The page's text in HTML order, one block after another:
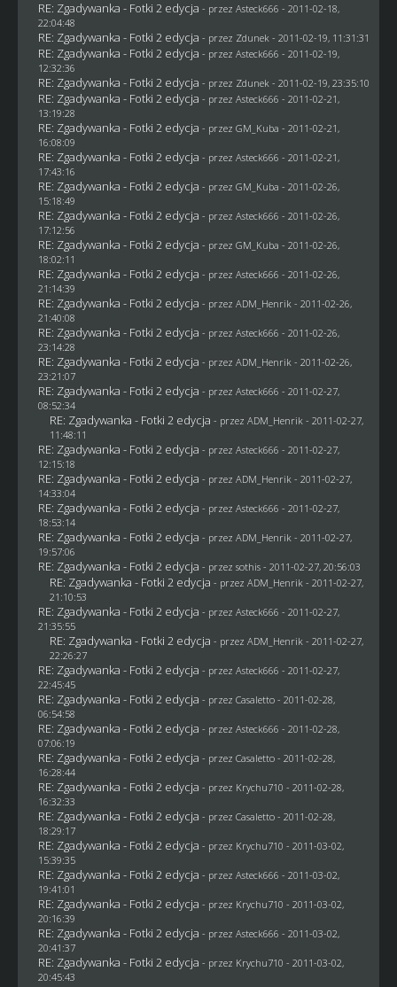
RE: Zgadywanka - Fotki 2 edycja - przez Asteck666 - 2011-02-18,
22:04:48
RE: Zgadywanka - Fotki 2 edycja - przez Zdunek- 2011-02-19, 11:31:31
RE: Zgadywanka - Fotki 2 edycja - przez Asteck666 - 2011-02-19,
12:32:36
RE: Zgadywanka - Fotki 2 edycja - przez Zdunek- 2011-02-19, 23:35:10
RE: Zgadywanka - Fotki 2 edycja - przez Asteck666 - 2011-02-21,
13:19:28
RE: Zgadywanka - Fotki 2 edycja - przez GM_Kuba - 2011-02-21,
16:08:09
RE: Zgadywanka - Fotki 2 edycja - przez Asteck666 - 2011-02-21,
17:43:16
RE: Zgadywanka - Fotki 2 edycja - przez GM_Kuba - 2011-02-26,
15:18:49
RE: Zgadywanka - Fotki 2 edycja - przez Asteck666 - 2011-02-26,
17:12:56
RE: Zgadywanka - Fotki 2 edycja - przez GM_Kuba - 2011-02-26,
18:02:11
RE: Zgadywanka - Fotki 2 edycja - przez Asteck666 - 2011-02-26,
21:14:39
RE: Zgadywanka - Fotki 2 edycja - przez ADM_Henrik- 2011-02-26,
21:40:08
RE: Zgadywanka - Fotki 2 edycja - przez Asteck666 - 2011-02-26,
23:14:28
RE: Zgadywanka - Fotki 2 edycja - przez ADM_Henrik- 2011-02-26,
23:21:07
RE: Zgadywanka - Fotki 2 edycja - przez Asteck666 - 2011-02-27,
08:52:34
RE: Zgadywanka - Fotki 2 edycja - przez ADM_Henrik- 2011-02-27,
11:48:11
RE: Zgadywanka - Fotki 2 edycja - przez Asteck666 - 2011-02-27,
12:15:18
RE: Zgadywanka - Fotki 2 edycja - przez ADM_Henrik- 2011-02-27,
14:33:04
RE: Zgadywanka - Fotki 2 edycja - przez Asteck666 - 2011-02-27,
18:53:14
RE: Zgadywanka - Fotki 2 edycja - przez ADM_Henrik- 2011-02-27,
19:57:06
RE: Zgadywanka - Fotki 2 edycja - przez sothis- 2011-02-27, 20:56:03
RE: Zgadywanka - Fotki 2 edycja - przez ADM_Henrik- 2011-02-27,
21:10:53
RE: Zgadywanka - Fotki 2 edycja - przez Asteck666 - 2011-02-27,
21:35:55
RE: Zgadywanka - Fotki 2 edycja - przez ADM_Henrik- 2011-02-27,
22:26:27
RE: Zgadywanka - Fotki 2 edycja - przez Asteck666 - 2011-02-27,
22:45:45
RE: Zgadywanka - Fotki 2 edycja - przez Casaletto- 2011-02-28,
06:54:58
RE: Zgadywanka - Fotki 2 edycja - przez Asteck666 - 2011-02-28,
07:06:19
RE: Zgadywanka - Fotki 2 edycja - przez Casaletto- 2011-02-28,
16:28:44
RE: Zgadywanka - Fotki 2 edycja - przez Krychu710 - 2011-02-28,
16:32:33
RE: Zgadywanka - Fotki 2 edycja - przez Casaletto- 2011-02-28,
18:29:17
RE: Zgadywanka - Fotki 2 edycja - przez Krychu710 - 2011-03-02,
15:39:35
RE: Zgadywanka - Fotki 2 edycja - przez Asteck666 - 2011-03-02,
19:41:01
RE: Zgadywanka - Fotki 2 edycja - przez Krychu710 - 2011-03-02,
20:16:39
RE: Zgadywanka - Fotki 2 edycja - przez Asteck666 - 2011-03-02,
20:41:37
RE: Zgadywanka - Fotki 2 edycja - przez Krychu710 - 2011-03-02,
20:45:43